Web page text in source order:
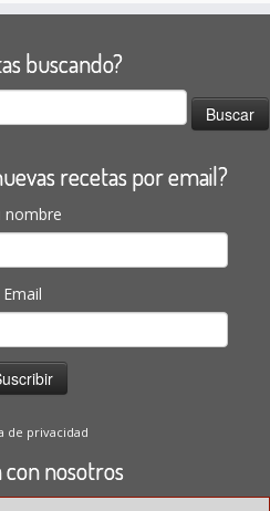
buscando?
recetas por email?
nombre
Email
de privacidad
con nosotros